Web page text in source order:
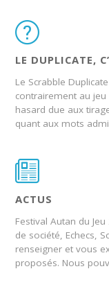
LE DUPLICATE,
Le Scrabble
contrairement au
hasard due aux
quant aux mots
ACTUS
Festival Autan du
de société, Echecs,
renseigner et vous
proposés. Nous